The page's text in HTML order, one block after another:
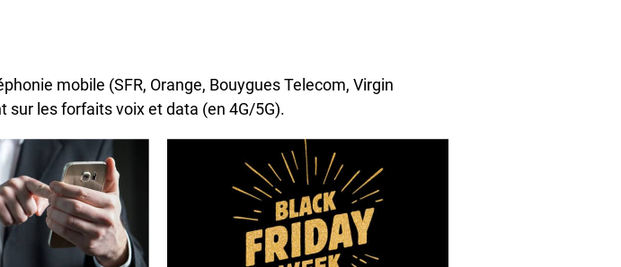
mobile (SFR, Orange, Bouygues Telecom, Virgin
les forfaits voix et data (en 4G/5G).